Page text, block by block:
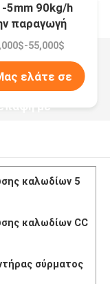
5mm 90kg/h
παραγωγή
55,000$
ελάτε σε
με
καλωδίων 5
καλωδίων CC
σύρματος